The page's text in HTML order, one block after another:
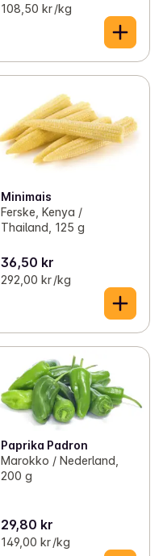
108,50 kr /kg
Minimais
Ferske, Kenya /
Thailand, 125 g
36,50 kr
292,00 kr /kg
Paprika Padron
Marokko / Nederland,
200 g
29,80 kr
149,00 kr /kg